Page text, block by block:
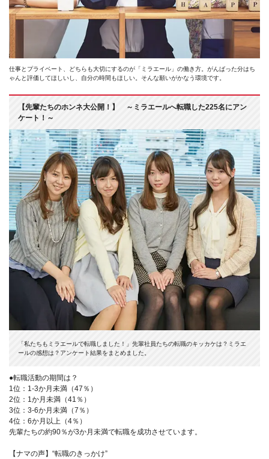
仕事とプライベート、どちらも大切にするのが「ミラエール」の働き方。がんばった分はち
ゃんと評価してほしいし、自分の時間もほしい。そんな願いがかなう環境です。
【先輩たちのホンネ大公開！】 ～ミラエールへ転職した225名にアン
ケート！～
「私たちもミラエールで転職しました！」先輩社員たちの転職のキッカケは？ミラエ
ールの感想は？アンケート結果をまとめました。
●転職活動の期間は？
1位：1-3か月未満（47％）
2位：1か月未満（41％）
3位：3-6か月未満（7％）
4位：6か月以上（4％）
先輩たちの約90％が3か月未満で転職を成功させています。
【ナマの声】“転職のきっかけ”